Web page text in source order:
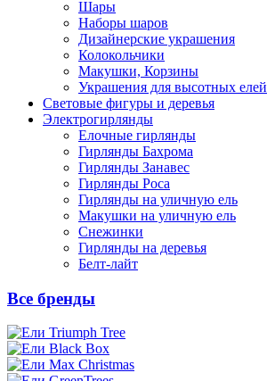
Шары
Наборы шаров
Дизайнерские украшения
Колокольчики
Макушки, Корзины
Украшения для высотных елей
Световые фигуры и деревья
Электрогирлянды
Елочные гирлянды
Гирлянды Бахрома
Гирлянды Занавес
Гирлянды Роса
Гирлянды на уличную ель
Макушки на уличную ель
Снежинки
Гирлянды на деревья
Белт-лайт
Все бренды